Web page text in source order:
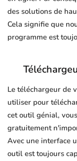
des solutions de
Cela signifie que
programme est
Le téléchargeur de
utiliser pour
cet outil génial,
gratuitement
Avec une interface
outil est toujours